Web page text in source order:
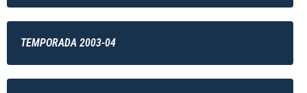
TEMPORADA 2003-04